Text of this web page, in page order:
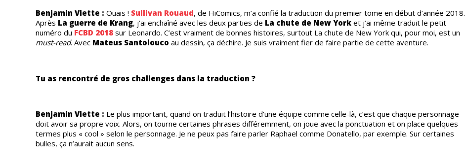
Benjamin Viette : Ouais ! Sullivan Rouaud, de HiComics, m’a confié la traduction du premier tome en début d’année 2018.
Après La guerre de Krang, j’ai enchaîné avec les deux parties de La chute de New York et j’ai même traduit le petit
numéro du FCBD 2018 sur Leonardo. C’est vraiment de bonnes histoires, surtout La chute de New York qui, pour moi, est un
must-read. Avec Mateus Santolouco au dessin, ça déchire. Je suis vraiment fier de faire partie de cette aventure.
Tu as rencontré de gros challenges dans la traduction ?
Benjamin Viette : Le plus important, quand on traduit l’histoire d’une équipe comme celle-là, c’est que chaque personnage
doit avoir sa propre voix. Alors, on tourne certaines phrases différemment, on joue avec la ponctuation et on place quelques
termes plus « cool » selon le personnage. Je ne peux pas faire parler Raphael comme Donatello, par exemple. Sur certaines
bulles, ça n’aurait aucun sens.